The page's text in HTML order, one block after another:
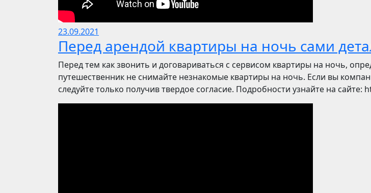
23.09.2021
Перед арендой квартиры на ночь сами
Перед тем как звонить и договариваться с сервисом квартиры на ночь,
путешественник не снимайте незнакомые квартиры на ночь. Если вы
следуйте только получив твердое согласие. Подробности узнайте на